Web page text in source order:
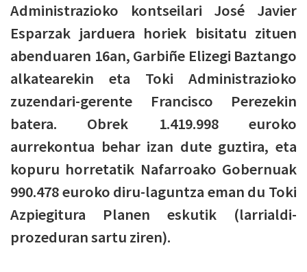
Administrazioko kontseilari José Javier
Esparzak jarduera horiek bisitatu zituen
abenduaren 16an, Garbiñe Elizegi Baztango
alkatearekin eta Toki Administrazioko
zuzendari-gerente Francisco Perezekin
batera. Obrek 1.419.998 euroko
aurrekontua behar izan dute guztira, eta
kopuru horretatik Nafarroako Gobernuak
990.478 euroko diru-laguntza eman du Toki
Azpiegitura Planen eskutik (larrialdi-
prozeduran sartu ziren).